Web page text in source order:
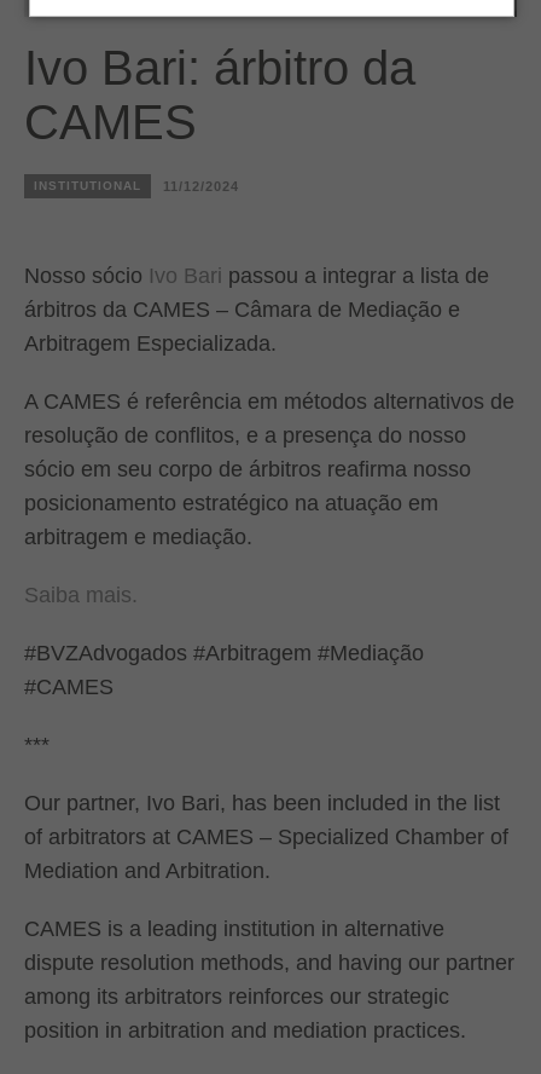
Ivo Bari: árbitro da
CAMES
INSTITUTIONAL 11/12/2024
Nosso sócio Ivo Bari passou a integrar a lista de
árbitros da CAMES – Câmara de Mediação e
Arbitragem Especializada.
A CAMES é referência em métodos alternativos de
resolução de conflitos, e a presença do nosso
sócio em seu corpo de árbitros reafirma nosso
posicionamento estratégico na atuação em
arbitragem e mediação.
Saiba mais.
#BVZAdvogados #Arbitragem #Mediação
#CAMES
***
Our partner, Ivo Bari, has been included in the list
of arbitrators at CAMES – Specialized Chamber of
Mediation and Arbitration.
CAMES is a leading institution in alternative
dispute resolution methods, and having our partner
among its arbitrators reinforces our strategic
position in arbitration and mediation practices.